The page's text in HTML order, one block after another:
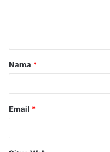
a
r
Nama *
Email *